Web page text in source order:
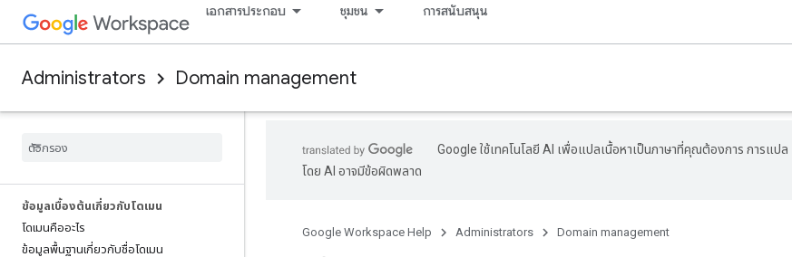
เอกสารประกอบ ชุมชน การสนับสนุน
Administrators Domain management
ข้อมูลเบื้องต้นเกี่ยวกับโดเมน
โดเมนคืออะไร
ข้อมูลพื้นฐานเกี่ยวกับชื่อโดเมน
Google ใช้เทคโนโลยี AI เพื่อแปลเนื้อหาเป็นภาษาที่คุณต้องการ การแปล
โดย AI อาจมีข้อผิดพลาด
Google Workspace Help Administrators Domain management